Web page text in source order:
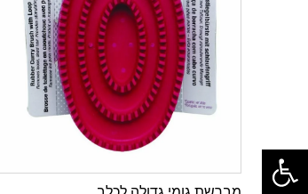
פתח סרגל נגישות